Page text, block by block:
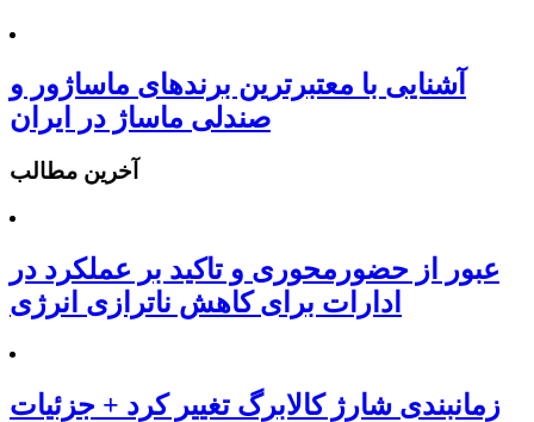
آشنایی با معتبرترین برندهای ماساژور و
صندلی ماساژ در ایران
آخرین مطالب
عبور از حضورمحوری و تاکید بر عملکرد در
ادارات برای کاهش ناترازی انرژی
زمانبندی شارژ کالابرگ تغییر کرد + جزئیات